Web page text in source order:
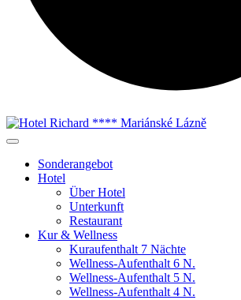
Sonderangebot
Hotel
Über Hotel
Unterkunft
Restaurant
Kur & Wellness
Kuraufenthalt 7 Nächte
Wellness-Aufenthalt 6 N.
Wellness-Aufenthalt 5 N.
Wellness-Aufenthalt 4 N.